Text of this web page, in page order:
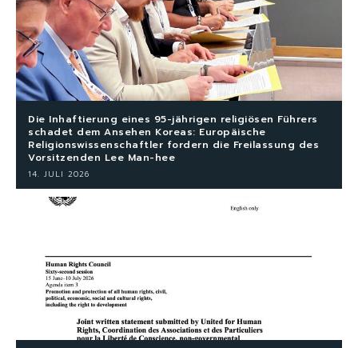
Die Inhaftierung eines 95-jährigen religiösen Führers
schadet dem Ansehen Koreas: Europäische
Religionswissenschaftler fordern die Freilassung des
Vorsitzenden Lee Man-hee
14. JULI 2026